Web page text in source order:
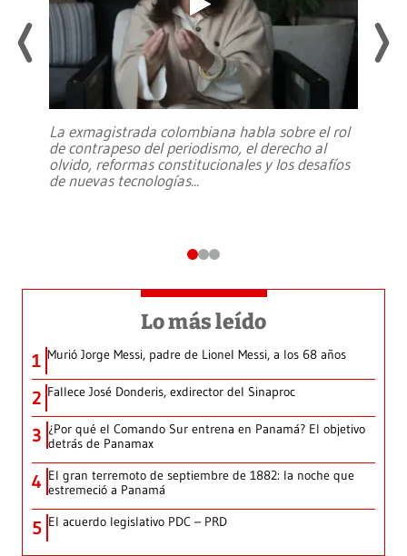
La exmagistrada colombiana habla sobre el rol
de contrapeso del periodismo, el derecho al
olvido, reformas constitucionales y los desafíos
de nuevas tecnologías...
Lo más leído
1 Murió Jorge Messi, padre de Lionel Messi, a los 68 años
2 Fallece José Donderis, exdirector del Sinaproc
3 ¿Por qué el Comando Sur entrena en Panamá? El objetivo
detrás de Panamax
4 El gran terremoto de septiembre de 1882: la noche que
estremeció a Panamá
5 El acuerdo legislativo PDC – PRD